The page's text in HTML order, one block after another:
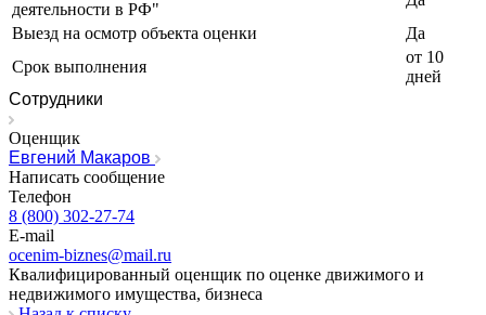
деятельности в РФ"
Выезд на осмотр объекта оценки
Да
Срок выполнения
от 10
дней
Сотрудники
Оценщик
Евгений Макаров
Написать сообщение
Телефон
8 (800) 302-27-74
E-mail
ocenim-biznes@mail.ru
Квалифицированный оценщик по оценке движимого и
недвижимого имущества, бизнеса
Ивантеевка
Изобильный
Ипатово
Ирбит
Иркутск
Искитим
Истра
Ишим
Ишимбай
Йошкар-Ола
Казань